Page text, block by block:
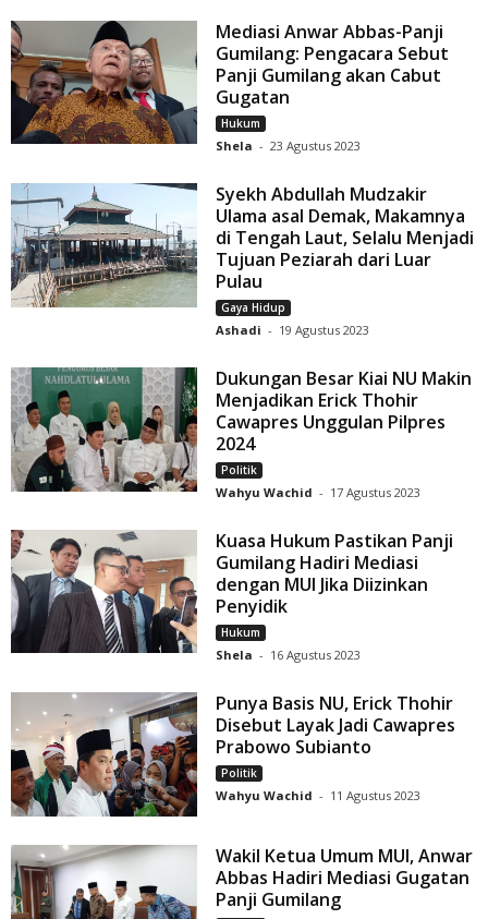
Mediasi Anwar Abbas-Panji
Gumilang: Pengacara Sebut
Panji Gumilang akan Cabut
Gugatan
Hukum
Shela - 23 Agustus 2023
Syekh Abdullah Mudzakir
Ulama asal Demak, Makamnya
di Tengah Laut, Selalu Menjadi
Tujuan Peziarah dari Luar
Pulau
Gaya Hidup
Ashadi - 19 Agustus 2023
Dukungan Besar Kiai NU Makin
Menjadikan Erick Thohir
Cawapres Unggulan Pilpres
2024
Politik
Wahyu Wachid - 17 Agustus 2023
Kuasa Hukum Pastikan Panji
Gumilang Hadiri Mediasi
dengan MUI Jika Diizinkan
Penyidik
Hukum
Shela - 16 Agustus 2023
Punya Basis NU, Erick Thohir
Disebut Layak Jadi Cawapres
Prabowo Subianto
Politik
Wahyu Wachid - 11 Agustus 2023
Wakil Ketua Umum MUI, Anwar
Abbas Hadiri Mediasi Gugatan
Panji Gumilang